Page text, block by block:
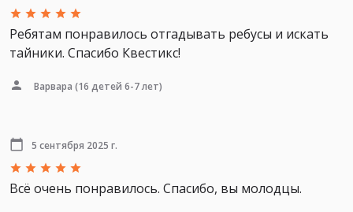
Ребятам понравилось отгадывать ребусы и искать
тайники. Спасибо Квестикс!
Варвара (16 детей 6-7 лет)
5 сентября 2025 г.
Всë очень понравилось. Спасибо, вы молодцы.